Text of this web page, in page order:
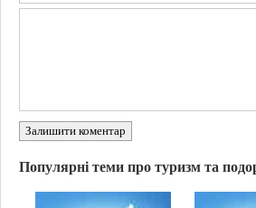
Залишити коментар
Популярні теми про туризм та